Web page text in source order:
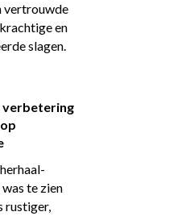
vertrouwde
en
slagen.
verbetering
te zien
rustiger,